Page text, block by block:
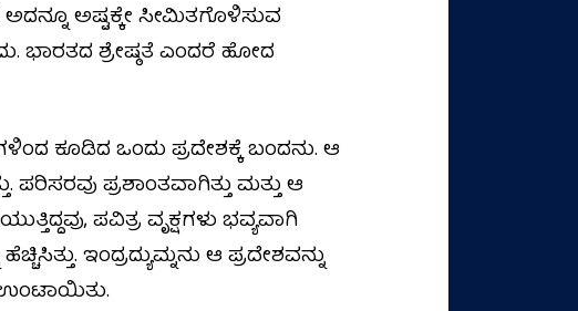
ಅಷ್ಟಕ್ಕೇ ಸೀಮಿತಗೊಳಿಸುವ
ಭಾರತದ ಶ್ರೇಷ್ಠತೆ ಎಂದರೆ ಹೋದ
ಕೂಡಿದ ಒಂದು ಪ್ರದೇಶಕ್ಕೆ ಬಂದನು. ಆ
ಪ್ರಶಾಂತವಾಗಿತ್ತು ಮತ್ತು ಆ
ಪವಿತ್ರ ವೃಕ್ಷಗಳು ಭವ್ಯವಾಗಿ
ಇಂದ್ರದ್ಯುಮ್ನನು ಆ ಪ್ರದೇಶವನ್ನು